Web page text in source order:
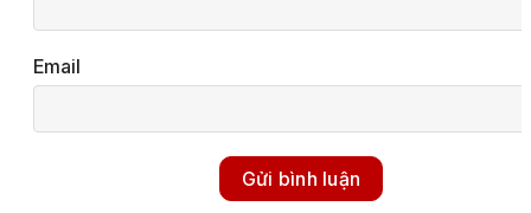
Email
Gửi bình luận